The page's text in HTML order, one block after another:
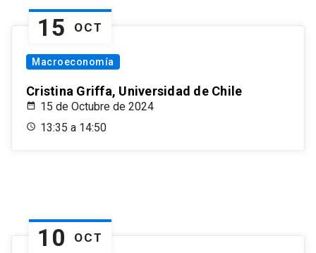
15 OCT
Macroeconomía
Cristina Griffa, Universidad de Chile
15 de Octubre de 2024
13:35 a 14:50
10 OCT